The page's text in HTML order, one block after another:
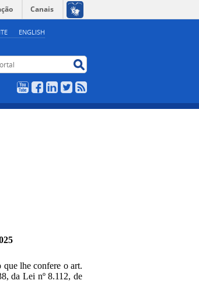
ENGLISH
Canais
YouTubeFacebookLinkedIn
Twitter
que lhe confere o art.
da Lei nº 8.112, de